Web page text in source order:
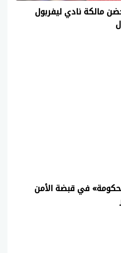
مالكة نادي ليفربول
الحكومة» في قبضة الأمن